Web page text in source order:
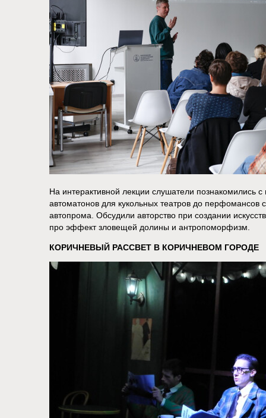
На интерактивной лекции слушатели познакомились
автоматонов для кукольных театров до
автопрома. Обсудили авторство при создании
про эффект зловещей долины и антропоморфизм.
КОРИЧНЕВЫЙ РАССВЕТ В КОРИЧНЕВОМ ГОРОДЕ